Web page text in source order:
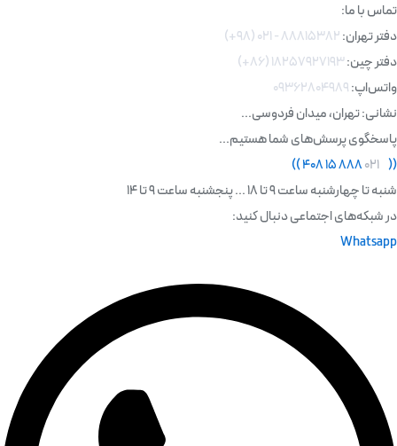
تماس با ما:
دفتر تهران:۸۸۸۱۵۳۸۲ - ۰۲۱ (۹۸+)
دفتر چین:۱۸۲۵۷۹۲۷۱۹۳ (۸۶+)
واتس‌اپ:۰۹۳۶۲۸۰۴۹۸۹
نشانی: تهران، میدان فردوسی...
پاسخگوی پرسش‌های شما هستیم...
(
( ۰۲۱ )
)
شنبه تا چهارشنبه ساعت 9 تا 18 ... پنجشنبه ساعت 9 تا 14
در شبکه‌های اجتماعی دنبال کنید:
Whatsapp